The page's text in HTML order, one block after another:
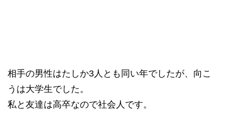
相手の男性はたしか3人とも同い年でしたが、向こ
うは大学生でした。
私と友達は高卒なので社会人です。